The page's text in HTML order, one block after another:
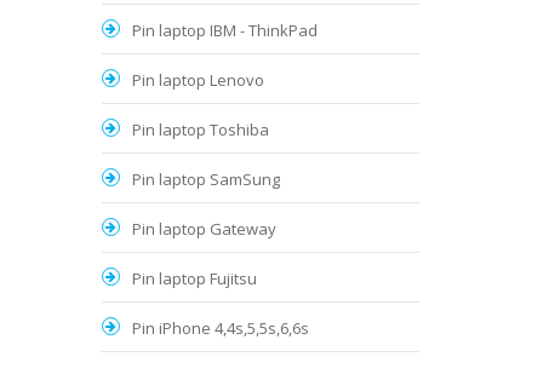
Pin laptop IBM - ThinkPad
Pin laptop Lenovo
Pin laptop Toshiba
Pin laptop SamSung
Pin laptop Gateway
Pin laptop Fujitsu
Pin iPhone 4,4s,5,5s,6,6s